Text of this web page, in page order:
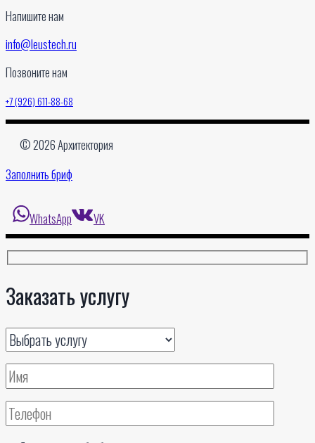
Напишите нам
info@leustech.ru
Позвоните нам
+7 (926) 611-88-68
© 2026 Архитектория
Заполнить бриф
WhatsApp VK
Заказать услугу